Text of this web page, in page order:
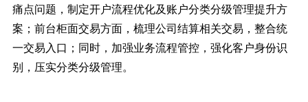
痛点问题，制定开户流程优化及账户分类分级管理提升方
案；前台柜面交易方面，梳理公司结算相关交易，整合统
一交易入口；同时，加强业务流程管控，强化客户身份识
别，压实分类分级管理。